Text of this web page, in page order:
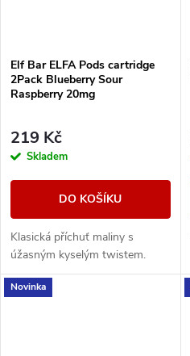
Elf Bar ELFA Pods cartridge
2Pack Blueberry Sour
Raspberry 20mg
219 Kč
Skladem
DO KOŠÍKU
Klasická příchuť maliny s
úžasným kyselým twistem.
Novinka